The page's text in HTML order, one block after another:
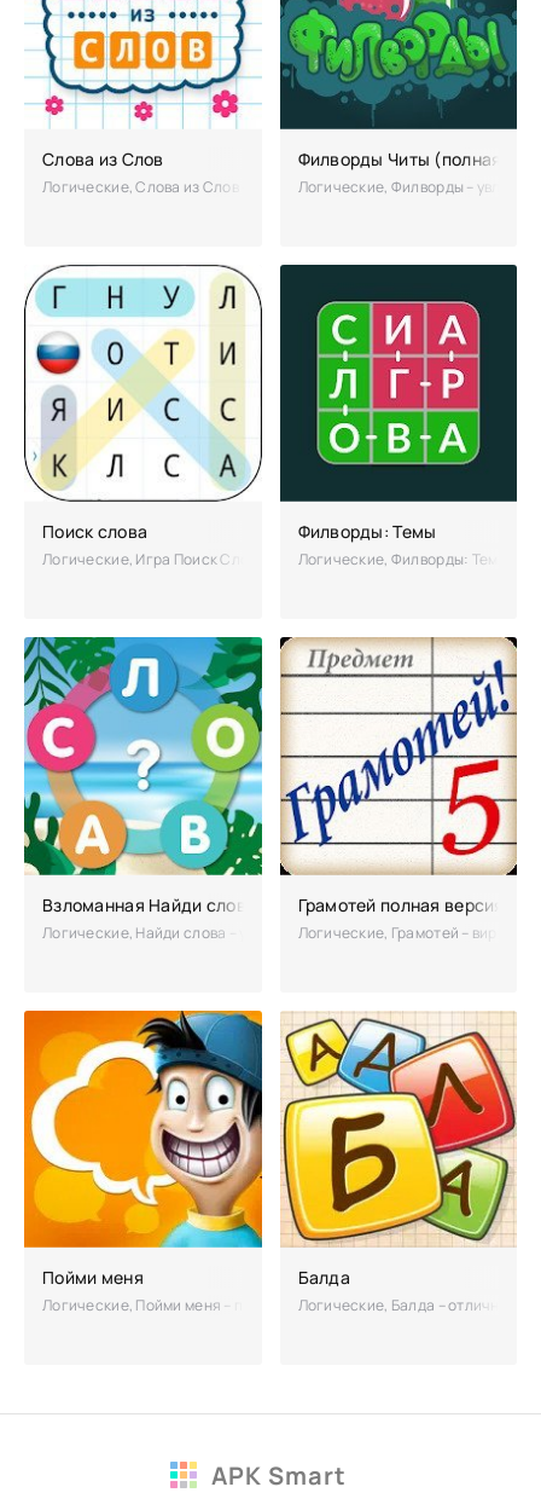
Слова из Слов
Логические, Слова из Слов – интеллектуальная игра, отлично
Филворды Читы (полная
Логические, Филворды –
Поиск слова
Логические, Игра Поиск Слова — задает загадку на отгадывание
Филворды: Темы
Логические, Филворды: Темы -
Взломанная Найди слова
Логические, Найди слова – увлекательная головоломка, которая
Грамотей полная версия
Логические, Грамотей –
Пойми меня
Логические, Пойми меня – проверьте свои коммуникационные
Балда
Логические, Балда – отличная
APK Smart